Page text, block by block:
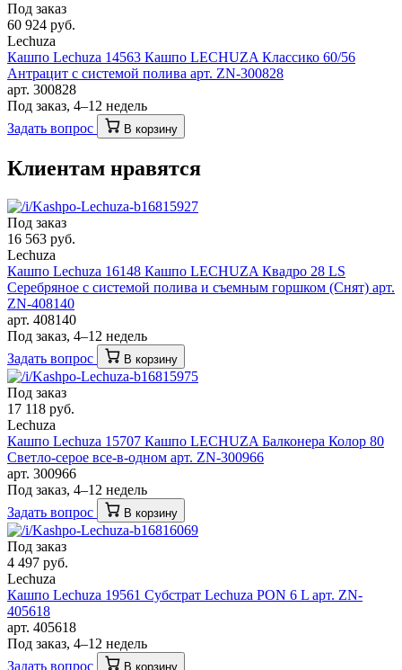
Под заказ
60 924 руб.
Lechuza
Кашпо Lechuza 14563 Кашпо LECHUZA Классико 60/56
Антрацит с системой полива арт. ZN-300828
арт. 300828
Под заказ, 4–12 недель
Задать вопрос
В корзину
Клиентам нравятся
Под заказ
16 563 руб.
Lechuza
Кашпо Lechuza 16148 Кашпо LECHUZA Квадро 28 LS
Серебряное с системой полива и съемным горшком (Снят) арт.
ZN-408140
арт. 408140
Под заказ, 4–12 недель
Задать вопрос
В корзину
Под заказ
17 118 руб.
Lechuza
Кашпо Lechuza 15707 Кашпо LECHUZA Балконера Колор 80
Светло-серое все-в-одном арт. ZN-300966
арт. 300966
Под заказ, 4–12 недель
Задать вопрос
В корзину
Под заказ
4 497 руб.
Lechuza
Кашпо Lechuza 19561 Субстрат Lechuza PON 6 L арт. ZN-
405618
арт. 405618
Под заказ, 4–12 недель
Задать вопрос
В корзину